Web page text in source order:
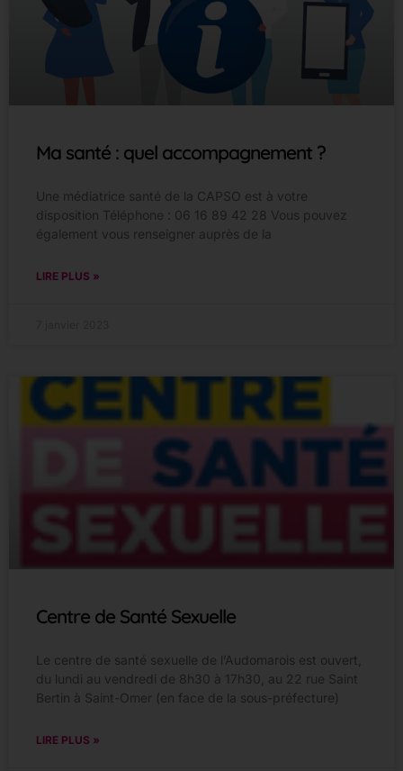
Ma santé : quel accompagnement ?
Une médiatrice santé de la CAPSO est à votre
disposition Téléphone : 06 16 89 42 28 Vous pouvez
également vous renseigner auprès de la
LIRE PLUS »
Centre de Santé Sexuelle
Le centre de santé sexuelle de l’Audomarois est ouvert,
du lundi au vendredi de 8h30 à 17h30, au 22 rue Saint
Bertin à Saint-Omer (en face de la sous-préfecture)
LIRE PLUS »